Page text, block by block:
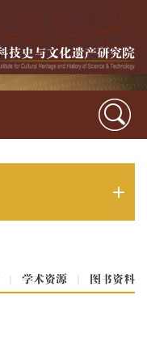
| 学术资源 | 图书资料